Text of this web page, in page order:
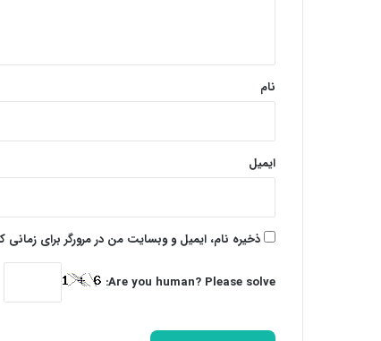
نام
ایمیل
ذخیره نام، ایمیل و وبسایت من در مرورگر برای
Are you human? Please solve: